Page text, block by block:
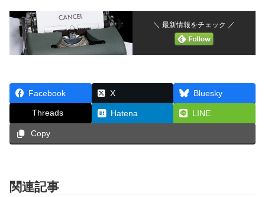
＼ 最新情報をチェック ／
Facebook X Bluesky
Threads Hatena LINE
Copy
関連記事